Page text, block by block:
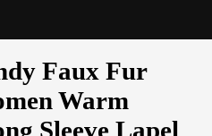
Faux Fur
Warm
Sleeve Lapel